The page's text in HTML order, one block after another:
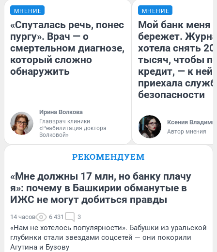
МНЕНИЕ
«Спуталась речь, понес
пургу». Врач — о
смертельном диагнозе,
который сложно
обнаружить
Ирина Волкова
Главврач клиники
«Реабилитация доктора
Волковой»
МНЕНИЕ
Мой банк меня
бережет.
хотела снять
тысяч, чтобы
кредит, — к
приехала
безопасности
Ксения
Автор мнения
РЕКОМЕНДУЕМ
«Мне должны 17 млн, но банку плачу
я»: почему в Башкирии обманутые в
ИЖС не могут добиться правды
14 часов 6 431 3
«Нам не хотелось популярности». Бабушки из уральской
глубинки стали звездами соцсетей — они покорили
Агутина и Бузову